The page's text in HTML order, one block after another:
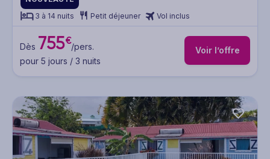
3 à 14 nuits
Petit déjeuner Vol inclus
Dès 755€/pers.
pour 5 jours / 3 nuits
Voir l’offre